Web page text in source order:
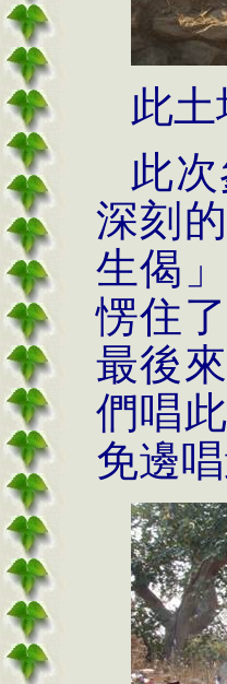
此
此
深刻
生偈
愣住
最後
們唱
免邊